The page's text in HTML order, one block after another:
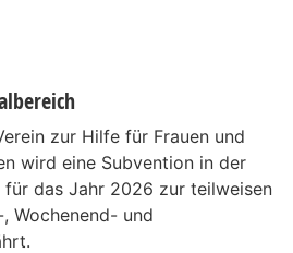
zur Hilfe für Frauen und
wird eine Subvention in der
für das Jahr 2026 zur teilweisen
Wochenend- und